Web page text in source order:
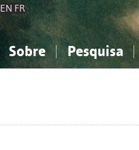
EN FR
Sobre Pesquisa